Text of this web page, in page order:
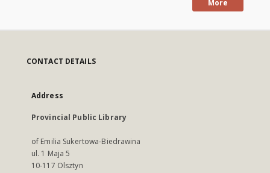
More
CONTACT DETAILS
Address
Provincial Public Library
of Emilia Sukertowa-Biedrawina
ul. 1 Maja 5
10-117 Olsztyn